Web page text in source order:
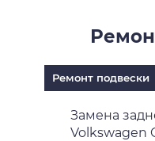
Ремонт подвески
Замена
Volkswagen